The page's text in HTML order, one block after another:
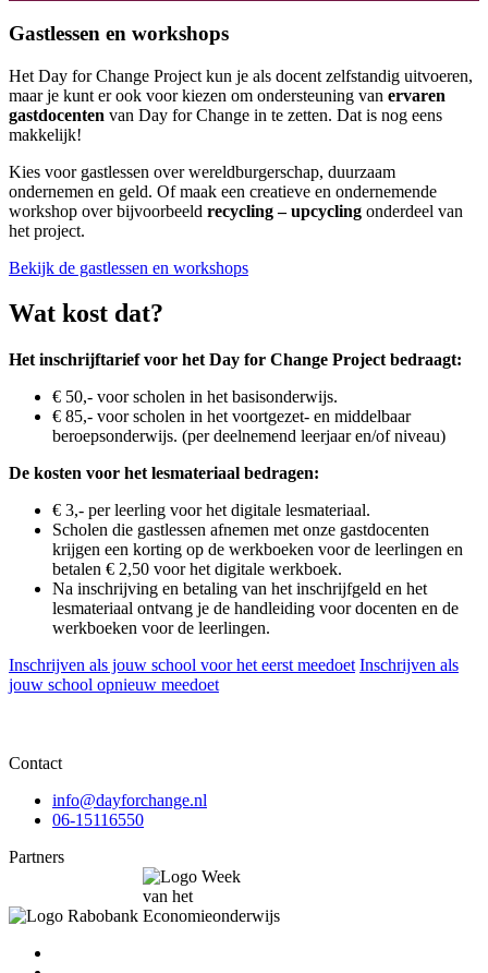
Gastlessen en workshops
Het Day for Change Project kun je als docent zelfstandig uitvoeren,
maar je kunt er ook voor kiezen om ondersteuning van ervaren
gastdocenten van Day for Change in te zetten. Dat is nog eens
makkelijk!
Kies voor gastlessen over wereldburgerschap, duurzaam
ondernemen en geld. Of maak een creatieve en ondernemende
workshop over bijvoorbeeld recycling – upcycling onderdeel van
het project.
Bekijk de gastlessen en workshops
Wat kost dat?
Het inschrijftarief voor het Day for Change Project bedraagt:
€ 50,- voor scholen in het basisonderwijs.
€ 85,- voor scholen in het voortgezet- en middelbaar
beroepsonderwijs. (per deelnemend leerjaar en/of niveau)
De kosten voor het lesmateriaal bedragen:
€ 3,- per leerling voor het digitale lesmateriaal.
Scholen die gastlessen afnemen met onze gastdocenten
krijgen een korting op de werkboeken voor de leerlingen en
betalen € 2,50 voor het digitale werkboek.
Na inschrijving en betaling van het inschrijfgeld en het
lesmateriaal ontvang je de handleiding voor docenten en de
werkboeken voor de leerlingen.
Inschrijven als jouw school voor het eerst meedoet Inschrijven als
jouw school opnieuw meedoet
Contact
info@dayforchange.nl
06-15116550
Partners